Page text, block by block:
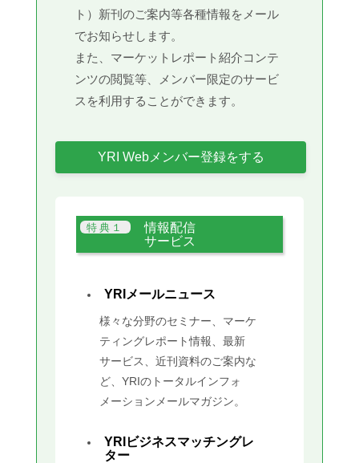
ト）新刊のご案内等各種情報をメール
でお知らせします。
また、マーケットレポート紹介コンテ
ンツの閲覧等、メンバー限定のサービ
スを利用することができます。
YRI Webメンバー登録をする
情報配信
サービス
YRIメールニュース
様々な分野のセミナー、マーケ
ティングレポート情報、最新
サービス、近刊資料のご案内な
ど、YRIのトータルインフォ
メーションメールマガジン。
YRIビジネスマッチングレ
ター